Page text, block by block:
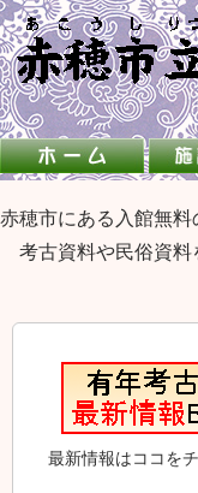
赤穂市にある入館無料
考古資料や民俗資料
最新情報はココを